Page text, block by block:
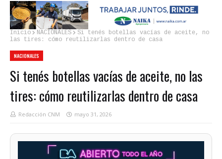
Inicio NACIONALES
Si tenés botellas vacías de aceite, no
las tires: cómo reutilizarlas dentro de casa
NACIONALES
Si tenés botellas vacías de aceite, no las
tires: cómo reutilizarlas dentro de casa
Redacción CNM mayo 31, 2026